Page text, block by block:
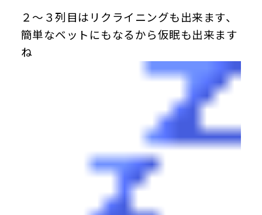
２～３列目はリクライニングも出来ます、
簡単なベットにもなるから仮眠も出来ます
ね